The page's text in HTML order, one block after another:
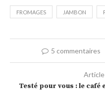
FROMAGES JAMBON
5 commentaires
Testé pour vous : le café